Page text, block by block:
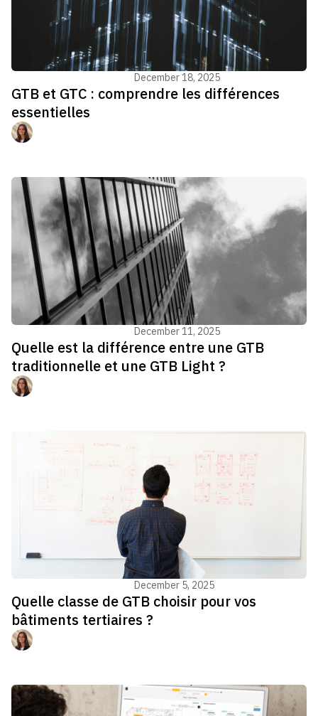
December 18, 2025
GTB et GTC : comprendre les différences
essentielles
December 11, 2025
Quelle est la différence entre une GTB
traditionnelle et une GTB Light ?
December 5, 2025
Quelle classe de GTB choisir pour vos
bâtiments tertiaires ?